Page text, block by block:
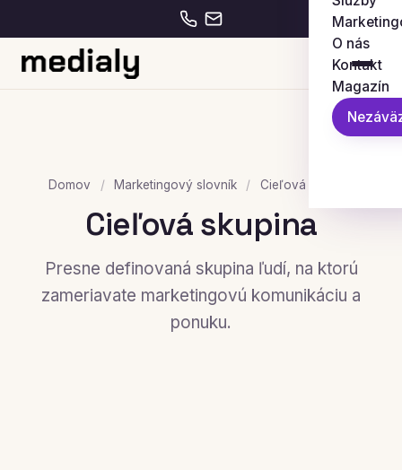
O nás
Kontakt
Magazín
Domov / Marketingový slovník / Cieľová skupina
Cieľová skupina
Presne definovaná skupina ľudí, na ktorú
zameriavate marketingovú komunikáciu a
ponuku.